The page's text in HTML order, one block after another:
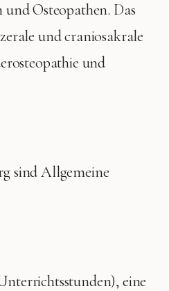
Osteopathen. Das
und craniosakrale
und
sindAllgemeine
eine